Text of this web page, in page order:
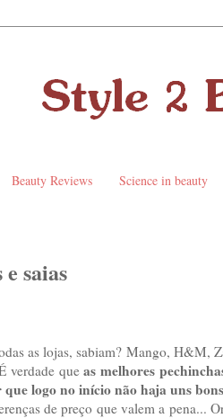
Beauty Reviews Science in beauty
saias
as lojas, sabiam? Mango, H&M,
verdade queas melhores
logo no início não haja uns
de preço que valem a pena...